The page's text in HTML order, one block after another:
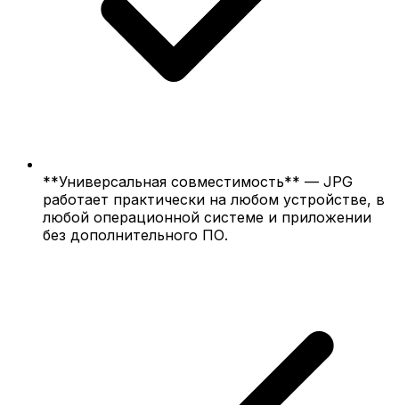
**Универсальная совместимость** — JPG
работает практически на любом устройстве, в
любой операционной системе и приложении
без дополнительного ПО.